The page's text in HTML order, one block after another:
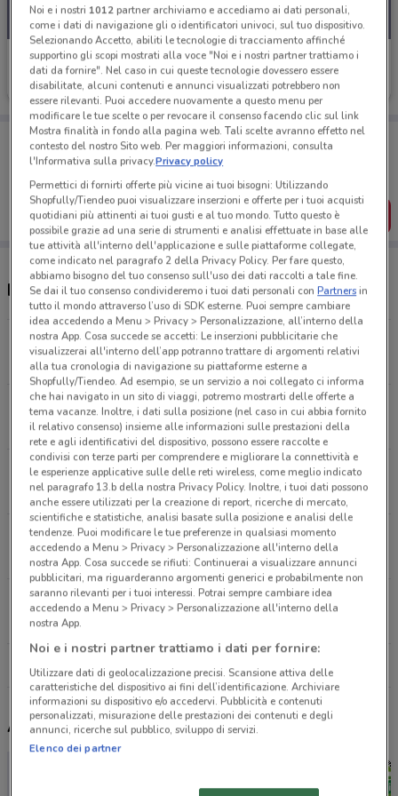
Agos Ducato
Scade il 13/01
Porta DoveConviene sempre con te!
Puoi trovare le migliori offerte dei negozi vicino a te,
salvarle e creare la tua lista del risparmio, comodamente
dal tuo cellulare.
SCARICA L’APP
Negozi Agos Ducato a Vertemate con Minoprio
Via Masia, 55 Como
9.3 km
CHIUSO
Via Varese, 31 Saronno
12.1 km
CHIUSO
Via Tamagno, 1 Varese
20.6 km
CHIUSO
Via Tonale Varese
21 km
CHIUSO
Via Biancamano, 1/B Monza
21.7 km
Tutti i negozi Agos Ducato
Altri volantini nelle vicinanze
Noi e i nostri 1012partner archiviamo e accediamo ai dati personali,
come i dati di navigazione gli o identificatori univoci, sul tuo dispositivo.
Selezionando Accetto, abiliti le tecnologie di tracciamento affinché
supportino gli scopi mostrati alla voce "Noi e i nostri partner trattiamo i
dati da fornire". Nel caso in cui queste tecnologie dovessero essere
disabilitate, alcuni contenuti e annunci visualizzati potrebbero non
essere rilevanti. Puoi accedere nuovamente a questo menu per
modificare le tue scelte o per revocare il consenso facendo clic sul link
Mostra finalità in fondo alla pagina web. Tali scelte avranno effetto nel
contesto del nostro Sito web. Per maggiori informazioni, consulta
l'Informativa sulla privacy.Privacy policy
Permettici di fornirti offerte più vicine ai tuoi bisogni: Utilizzando
Shopfully/Tiendeo puoi visualizzare inserzioni e offerte per i tuoi acquisti
quotidiani più attinenti ai tuoi gusti e al tuo mondo. Tutto questo è
possibile grazie ad una serie di strumenti e analisi effettuate in base alle
tue attività all'interno dell'applicazione e sulle piattaforme collegate,
come indicato nel paragrafo 2 della Privacy Policy. Per fare questo,
abbiamo bisogno del tuo consenso sull'uso dei dati raccolti a tale fine.
Se dai il tuo consenso condivideremo i tuoi dati personali conPartnersin
tutto il mondo attraverso l’uso di SDK esterne. Puoi sempre cambiare
idea accedendo a Menu > Privacy > Personalizzazione, all’interno della
nostra App. Cosa succede se accetti: Le inserzioni pubblicitarie che
visualizzerai all'interno dell’app potranno trattare di argomenti relativi
alla tua cronologia di navigazione su piattaforme esterne a
Shopfully/Tiendeo. Ad esempio, se un servizio a noi collegato ci informa
che hai navigato in un sito di viaggi, potremo mostrarti delle offerte a
tema vacanze. Inoltre, i dati sulla posizione (nel caso in cui abbia fornito
il relativo consenso) insieme alle informazioni sulle prestazioni della
rete e agli identificativi del dispositivo, possono essere raccolte e
condivisi con terze parti per comprendere e migliorare la connettività e
le esperienze applicative sulle delle reti wireless, come meglio indicato
nel paragrafo 13.b della nostra Privacy Policy. Inoltre, i tuoi dati possono
anche essere utilizzati per la creazione di report, ricerche di mercato,
scientifiche e statistiche, analisi basate sulla posizione e analisi delle
tendenze. Puoi modificare le tue preferenze in qualsiasi momento
accedendo a Menu > Privacy > Personalizzazione all'interno della
nostra App. Cosa succede se rifiuti: Continuerai a visualizzare annunci
pubblicitari, ma riguarderanno argomenti generici e probabilmente non
saranno rilevanti per i tuoi interessi. Potrai sempre cambiare idea
accedendo a Menu > Privacy > Personalizzazione all'interno della
nostra App.
Noi e i nostri partner trattiamo i dati per fornire:
Utilizzare dati di geolocalizzazione precisi. Scansione attiva delle
caratteristiche del dispositivo ai fini dell’identificazione. Archiviare
informazioni su dispositivo e/o accedervi. Pubblicità e contenuti
personalizzati, misurazione delle prestazioni dei contenuti e degli
annunci, ricerche sul pubblico, sviluppo di servizi.
Elenco dei partner